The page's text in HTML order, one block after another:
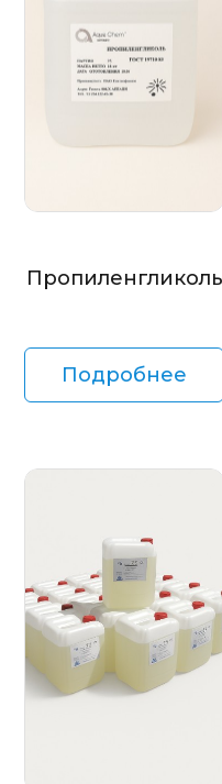
Пропиленгликоль
Подробнее